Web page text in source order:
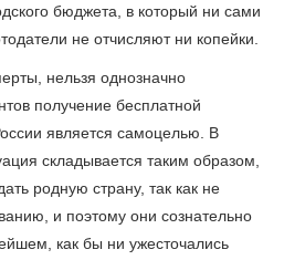
бюджета, в который ни сами
не отчисляют ни копейки.
нельзя однозначно
получение бесплатной
является самоцелью. В
складывается таким образом,
родную страну, так как не
и поэтому они сознательно
как бы ни ужесточались